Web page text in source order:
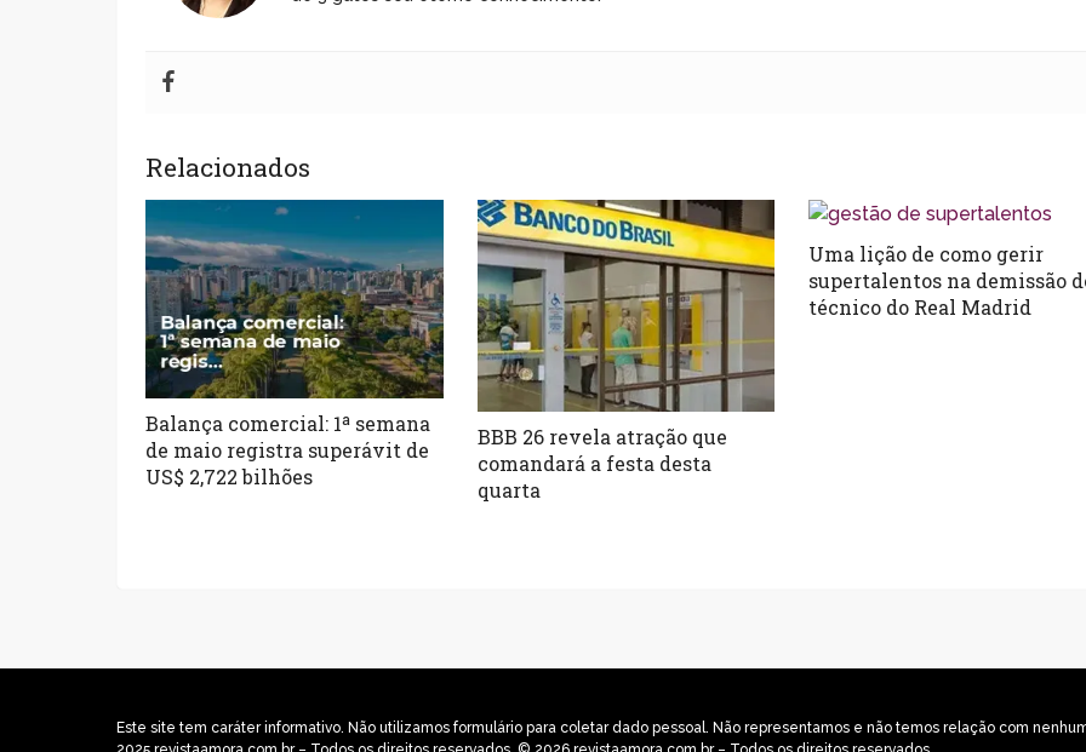
Relacionados
Balança comercial: 1ª semana
de maio registra superávit de
US$ 2,722 bilhões
BBB 26 revela atração que
comandará a festa desta
quarta
Uma lição de como gerir
supertalentos na demissão
técnico do Real Madrid
Este site tem caráter informativo. Não utilizamos formulário para coletar dado pessoal. Não representamos e não temos relação com